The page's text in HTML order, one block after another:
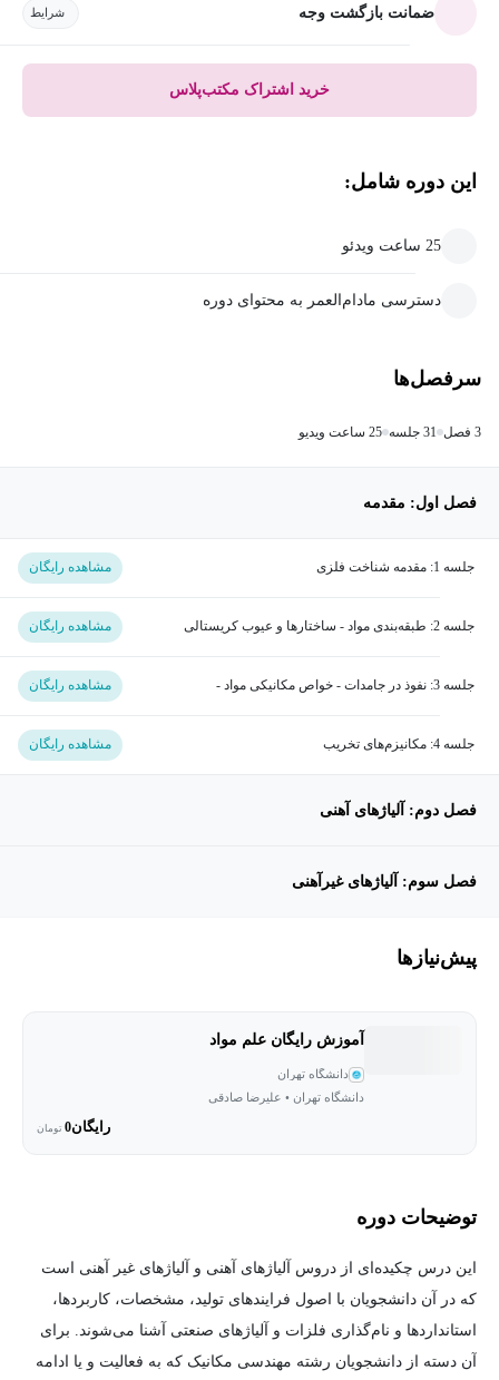
ضمانت بازگشت وجه شرایط
خرید اشتراک مکتب‌پلاس
این دوره شامل:
25 ساعت ویدئو
دسترسی مادام‌العمر به محتوای دوره
سرفصل‌ها
3 فصل 31 جلسه 25 ساعت ویدیو
فصل اول: مقدمه
جلسه 1: مقدمه شناخت فلزی مشاهده رایگان
جلسه 2: طبقه‌بندی مواد - ساختارها و عیوب کریستالی مشاهده رایگان
جلسه 3: نفوذ در جامدات - خواص مکانیکی مواد -
مشاهده رایگان
جلسه 4: مکانیزم‌های تخریب مشاهده رایگان
فصل دوم: آلیاژهای آهنی
فصل سوم: آلیاژهای غیرآهنی
پیش‌نیاز‌ها
آموزش رایگان علم مواد
دانشگاه تهران
دانشگاه تهران • علیرضا صادقی
رایگان0 تومان
توضیحات دوره
این درس چکیده‌ای از دروس آلیاژهای آهنی و آلیاژهای غیر آهنی است
که در آن دانشجویان با اصول فرایندهای تولید، مشخصات، کاربردها،
استانداردها و نام‌گذاری‌ فلزات و آلیاژهای صنعتی آشنا می‌شوند. برای
آن دسته از دانشجویان رشته مهندسی مکانیک که به فعالیت و یا ادامه